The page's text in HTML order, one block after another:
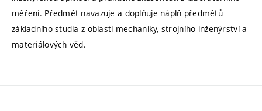
měření. Předmět navazuje a doplňuje náplň předmětů
základního studia z oblasti mechaniky, strojního inženýrství a
materiálových věd.